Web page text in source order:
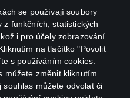
se používají soubory
z funkčních, statistických
i pro účely zobrazování
na tlačítko "Povolit
s používáním cookies.
můžete změnit kliknutím
můžete odvolat či